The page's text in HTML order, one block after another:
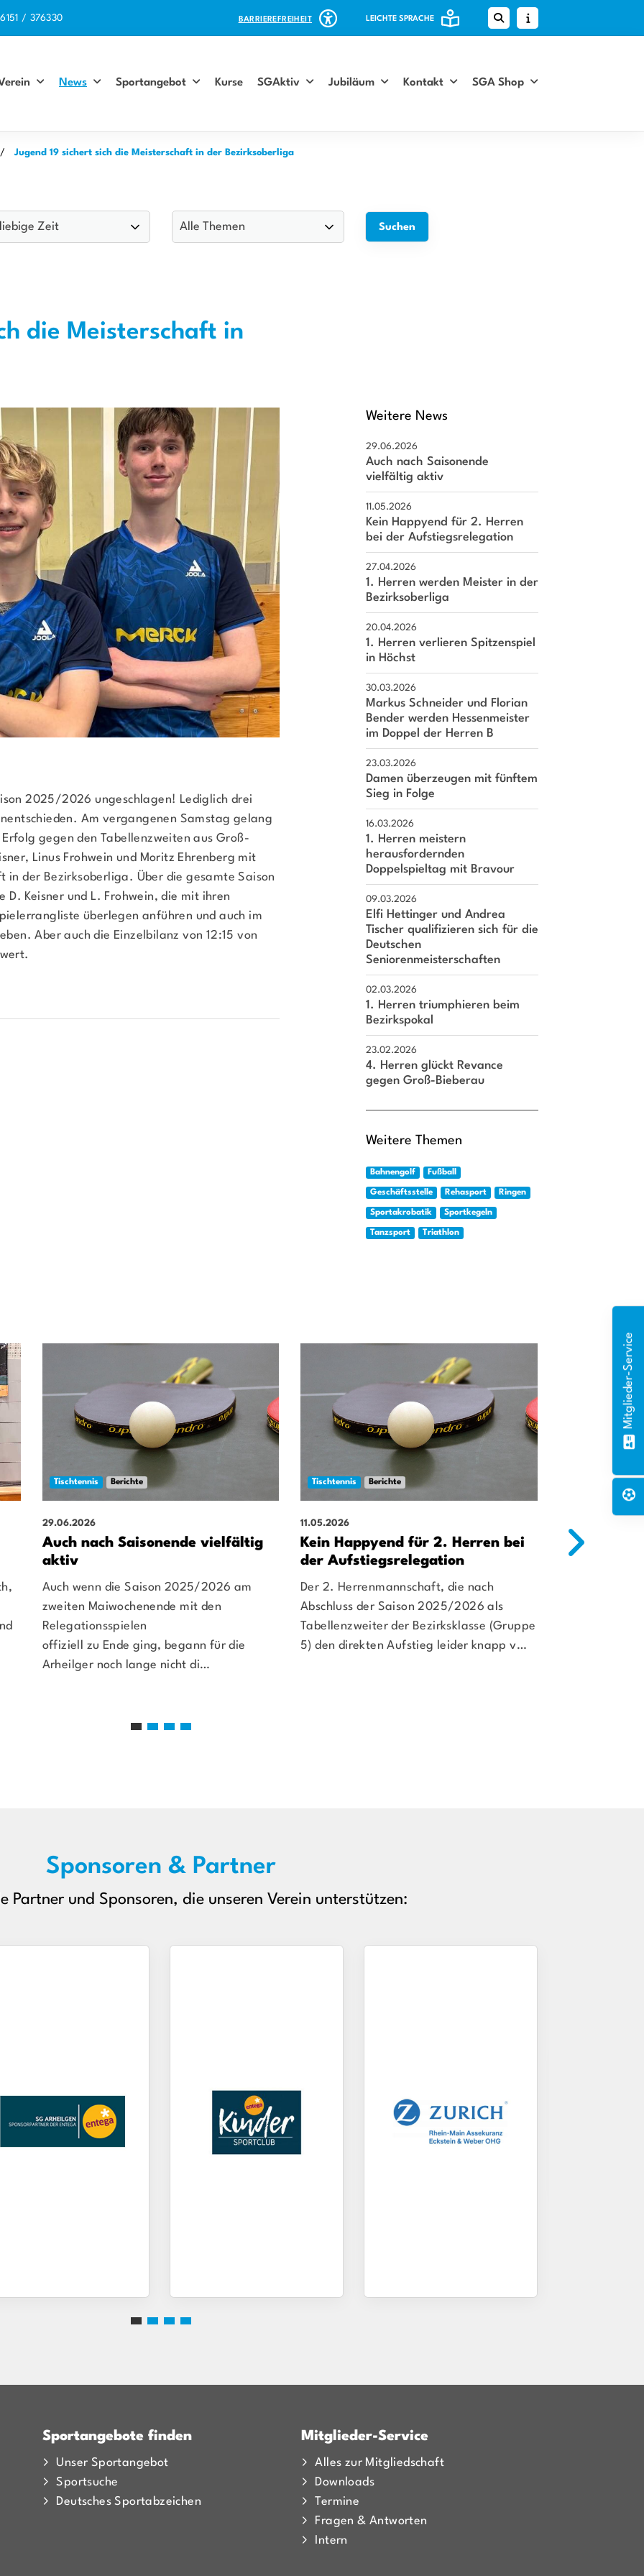
/ 376330 BARRIEREFREIHEIT LEICHTE SPRACHE
News Sportangebot Kurse SGAktiv Jubiläum Kontakt SGA Shop
Jugend 19 sichert sich die Meisterschaft in der Bezirksoberliga
die Meisterschaft in
2025/2026 ungeschlagen! Lediglich drei
Am vergangenen Samstag gelang
gegen den Tabellenzweiten aus Groß-
Linus Frohwein und Moritz Ehrenberg mit
in der Bezirksoberliga. Über die gesamte Saison
D. Keisner und L. Frohwein, die mit ihren
überlegen anführen und auch im
Aber auch die Einzelbilanz von 12:15 von
Weitere News
29.06.2026
Auch nach Saisonende
vielfältig aktiv
11.05.2026
Kein Happyend für 2. Herren
bei der Aufstiegsrelegation
27.04.2026
1. Herren werden Meister in der
Bezirksoberliga
20.04.2026
1. Herren verlieren Spitzenspiel
in Höchst
30.03.2026
Markus Schneider und Florian
Bender werden Hessenmeister
im Doppel der Herren B
23.03.2026
Damen überzeugen mit fünftem
Sieg in Folge
16.03.2026
1. Herren meistern
herausfordernden
Doppelspieltag mit Bravour
09.03.2026
Elfi Hettinger und Andrea
Tischer qualifizieren sich für die
Deutschen
Seniorenmeisterschaften
02.03.2026
1. Herren triumphieren beim
Bezirkspokal
23.02.2026
4. Herren glückt Revance
gegen Groß-Bieberau
Weitere Themen
Bahnengolf Fußball
Geschäftsstelle Rehasport Ringen
Sportakrobatik Sportkegeln
Tanzsport Triathlon
Tischtennis Berichte
29.06.2026
Auch nach Saisonende vielfältig
aktiv
Auch wenn die Saison 2025/2026 am
zweiten Maiwochenende mit den
Relegationsspielen
offiziell zu Ende ging, begann für die
Arheilger noch lange nicht di…
Tischtennis Berichte
11.05.2026
Kein Happyend für 2. Herren bei
der Aufstiegsrelegation
Der 2. Herrenmannschaft, die nach
Abschluss der Saison 2025/2026 als
Tabellenzweiter der Bezirksklasse (Gruppe
5) den direkten Aufstieg leider knapp v…
Tischtennis
1. Herren
Sponsoren & Partner
Partner und Sponsoren, die unseren Verein unterstützen:
Sportangebote finden
Unser Sportangebot
Sportsuche
Deutsches Sportabzeichen
Mitglieder-Service
Alles zur Mitgliedschaft
Downloads
Termine
Fragen & Antworten
Intern
Mitglieder-Service
Mitglieder-Service
Alles zur Mitgliedschaft
Downloads
Termine
Fragen & Antworten
Geschäftsstelle
SG Arheilgen e. V.
Auf der Hardt 80
06151 / 376330
sga@sg-arheilgen.de